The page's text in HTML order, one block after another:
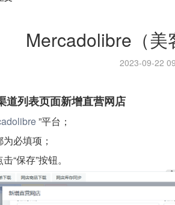
Mercadolibre（
2023-09-22
道列表页面新增直营网店
”平台；
必填项；
击“保存”按钮。